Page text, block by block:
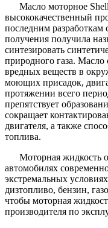
Масло моторное
высококачественный
последним разработкам
получения получила
синтезировать
природного газа.
вредных веществ в
моющих присадок,
протяжении всего
препятствует
сокращает
двигателя, а также
топлива.
Моторная жидкость
автомобилях
экстремальных
дизтопливо, бензин,
чтобы моторная
производителя по